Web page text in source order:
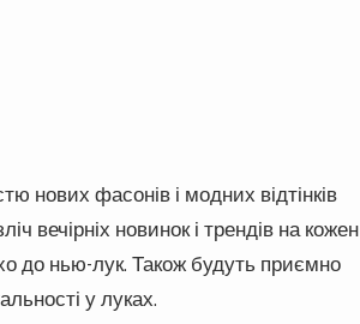
нових фасонів і модних відтінків
вечірніх новинок і трендів на кожен
до нью-лук. Також будуть приємно
у луках.